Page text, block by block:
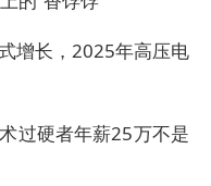
增长，2025年高压电
过硬者年薪25万不是